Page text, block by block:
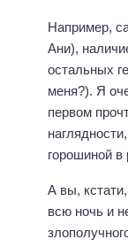
Например,
Ани),
остальных
меня?). Я
первом
горошиной в
А вы,
всю ночь и